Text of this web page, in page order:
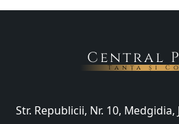
Central
Tanța și
Str. Republicii, Nr. 10,